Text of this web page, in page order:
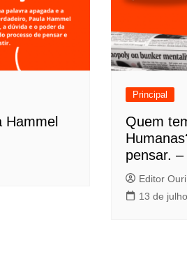
Hammel
Principal
Quem
pensar.
Editor
13 de